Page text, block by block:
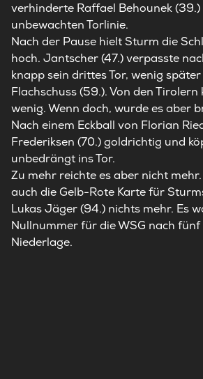
verhinderte Raffael Behounek
unbewachten Torlinie.
Nach der Pause hieltSturm die
hoch. Jantscher (47.) verpasste
knapp sein drittes Tor, wenig
Flachschuss (59.). Von den
wenig. Wenn doch, wurde es aber
Nach einem Eckball von Florian
Frederiksen (70.) goldrichtig und
unbedrängt ins Tor.
Zu mehr reichte es aber nicht
auch die Gelb-Rote Karte für
Lukas Jäger (94.) nichts mehr. Es
Nullnummer für die WSG nach
Niederlage.